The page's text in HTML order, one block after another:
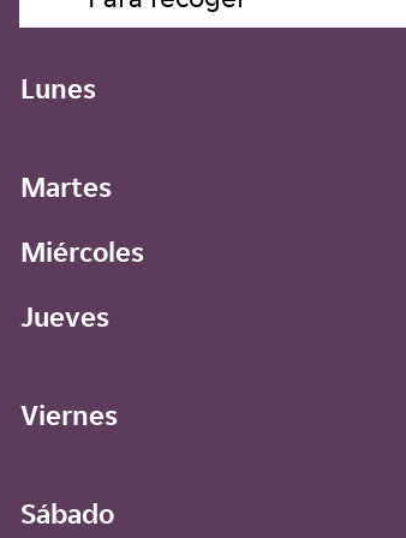
Lunes
Martes
Miércoles
Jueves
Viernes
Sábado